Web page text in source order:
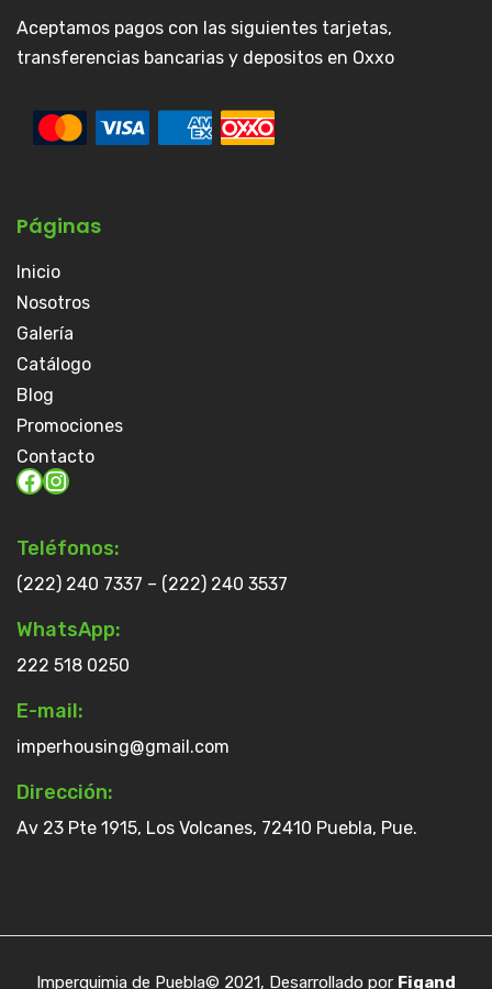
Aceptamos pagos con las siguientes tarjetas,
transferencias bancarias y depositos en Oxxo
Páginas
Inicio
Nosotros
Galería
Catálogo
Blog
Promociones
Contacto
Facebook
Instagram
Teléfonos:
(222) 240 7337 – (222) 240 3537
WhatsApp:
222 518 0250
E-mail:
imperhousing@gmail.com
Dirección:
Av 23 Pte 1915, Los Volcanes, 72410 Puebla, Pue.
Imperquimia de Puebla© 2021, Desarrollado por Figand